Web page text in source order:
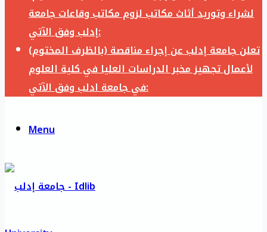
لشراء وتوريد أثاث مكاتب لزوم مكاتب وقاعات جامعة
إدلب وفق الآتي:
تعلن جامعة إدلب عن إجراء مناقصة (بالظرف المختوم)
لأعمال تجهيز مخبر الدراسات العليا في كلية العلوم
في جامعة ادلب وفق الآتي:
Menu